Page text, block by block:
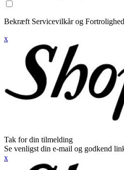
Bekræft Servicevilkår og
x
Tak for din tilmelding
Se venligst din e-mail og godkend
x